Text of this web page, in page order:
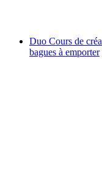
Duo Cours de
bagues à emporter